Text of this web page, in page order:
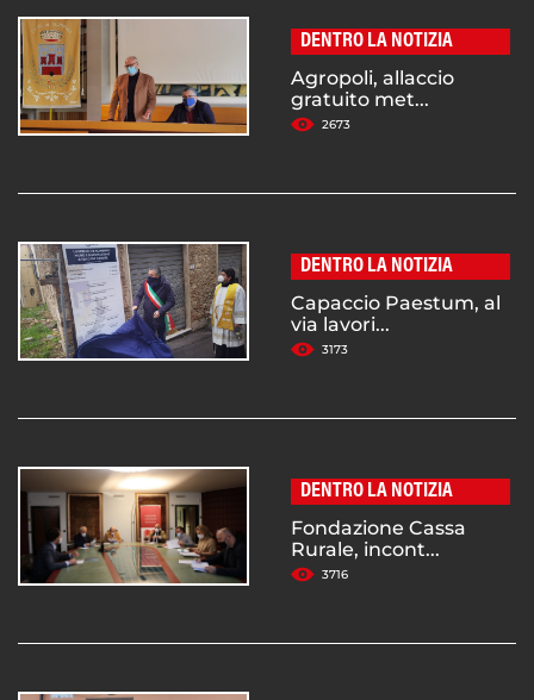
DENTRO LA NOTIZIA
Agropoli, allaccio
gratuito met...
2673
DENTRO LA NOTIZIA
Capaccio Paestum, al
via lavori...
3173
DENTRO LA NOTIZIA
Fondazione Cassa
Rurale, incont...
3716